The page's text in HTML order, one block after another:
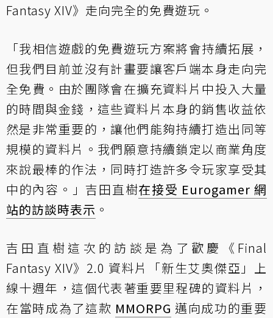
Fantasy XIV》走向完全的免費遊玩。
「我相信遊戲的免費遊玩方案將會持續拓展，
但我們目前並沒有計畫要讓客戶端本身走向完
全免費。由於團隊會在擴充資料片中投入大量
的時間與金錢，這些資料片本身的銷售收益依
然是非常重要的，讓他們能夠持續打造出同等
規模的資料片。我們願意持續鎖定以商業角度
來說最棒的作法，同時打造許多令玩家享受其
中的內容。」吉田直樹在接受 Eurogamer 網
站的訪談時表示 。
吉田直樹這次的訪談是為了歡慶《Final
Fantasy XIV》2.0 資料片「新生艾奧傑亞」上
線十週年，這個代表著重要里程碑的資料片，
在當時成為了這款 MMORPG 邁向成功的重要